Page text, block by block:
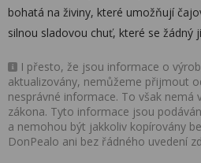
bohatá na živiny, které umožňují
silnou sladovou chuť, které se žádný
I přesto, že jsou informace o
aktualizovány, nemůžeme přijmout
nesprávné informace. To však nemá
zákona. Tyto informace jsou
a nemohou být jakkoliv kopírovány
DonPealo ani bez řádného uvedení